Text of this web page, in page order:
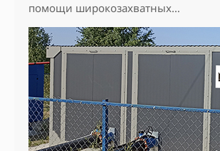
помощи широкозахватных…